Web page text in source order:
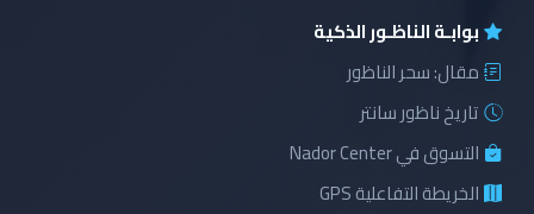
بوابـة الناظـور الذكية
مقال: سحر الناظور
تاريخ ناظور سانتر
التسوق في Nador Center
الخريطة التفاعلية GPS